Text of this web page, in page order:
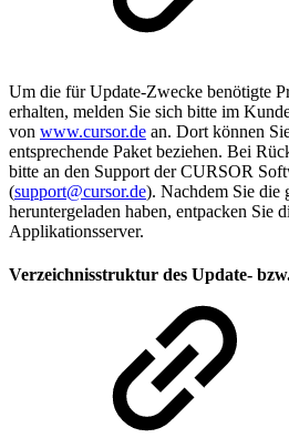
Um die für Update-Zwecke benötigte
erhalten, melden Sie sich bitte im
von www.cursor.de an. Dort können
entsprechende Paket beziehen. Bei
bitte an den Support der CURSOR
(support@cursor.de). Nachdem Sie die
heruntergeladen haben, entpacken Sie
Applikationsserver.
Verzeichnisstruktur des Update-